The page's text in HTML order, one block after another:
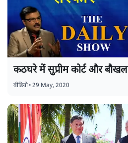
कठघरे में सुप्रीम कोर्ट और
वीडियो•29 May, 2020